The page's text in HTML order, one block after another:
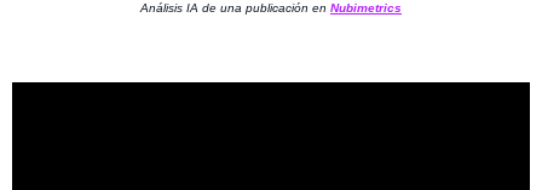
Análisis IA de una publicación en Nubimetrics